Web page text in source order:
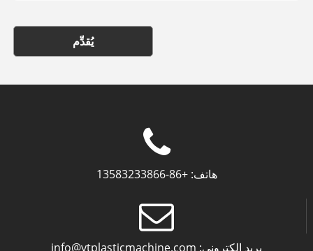
يُقدِّم
هاتف: +86-13583233866
بريد إلكتروني: info@ytplasticmachine.com